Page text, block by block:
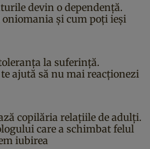
devin o dependență.
și cum poți ieși
la suferință.
ajută să nu mai reacționezi
copilăria relațiile de adulți.
care a schimbat felul
iubirea